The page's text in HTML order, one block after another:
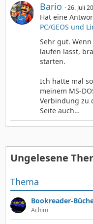
Bario 26. Juli
Hat eine
PC/GEOS und
Sehr gut.
laufen lässt,
starten.
Ich hatte mal
meinem MS-
Verbindung zu
Seite auch…
Ungelesene
Thema
Bookreader-
Achim